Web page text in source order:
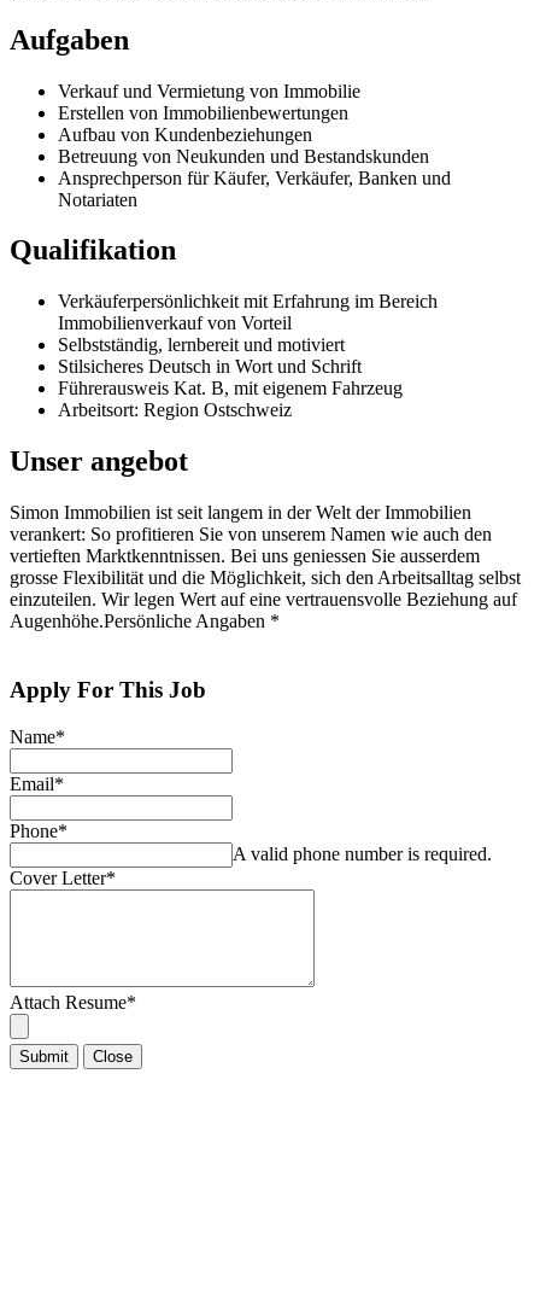
Aufgaben
Verkauf und Vermietung von Immobilie
Erstellen von Immobilienbewertungen
Aufbau von Kundenbeziehungen
Betreuung von Neukunden und Bestandskunden
Ansprechperson für Käufer, Verkäufer, Banken und
Notariaten
Qualifikation
Verkäuferpersönlichkeit mit Erfahrung im Bereich
Immobilienverkauf von Vorteil
Selbstständig, lernbereit und motiviert
Stilsicheres Deutsch in Wort und Schrift
Führerausweis Kat. B, mit eigenem Fahrzeug
Arbeitsort: Region Ostschweiz
Unser angebot
Simon Immobilien ist seit langem in der Welt der Immobilien
verankert: So profitieren Sie von unserem Namen wie auch den
vertieften Marktkenntnissen. Bei uns geniessen Sie ausserdem
grosse Flexibilität und die Möglichkeit, sich den Arbeitsalltag selbst
einzuteilen. Wir legen Wert auf eine vertrauensvolle Beziehung auf
Augenhöhe.Persönliche Angaben *
Apply For This Job
Name*
Email*
Phone*
A valid phone number is required.
Cover Letter*
Attach Resume*
Submit Close